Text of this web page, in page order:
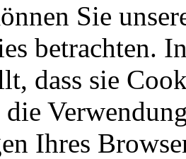
Sie
betrachten.
dass sie
Ihres